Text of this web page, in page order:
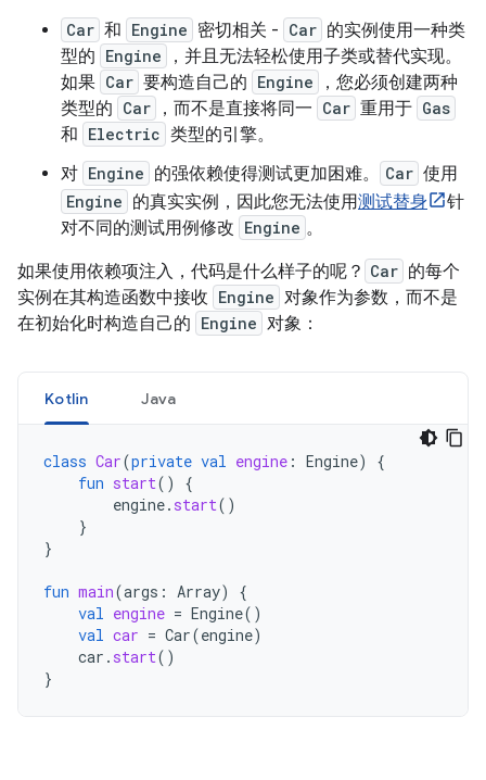
Car 和 Engine 密切相关 - Car 的实例使用一种类
型的 Engine
，并且无法轻松使用子类或替代实现。
如果 Car 要构造自己的 Engine
，您必须创建两种
类型的 Car ，而不是直接将同一 Car 重用于 Gas
和 Electric 类型的引擎。
对 Engine 的强依赖使得测试更加困难。 Car 使用
Engine 的真实实例，因此您无法使用测试替身
针
对不同的测试用例修改 Engine 。
如果使用依赖项注入，代码是什么样子的呢？ Car 的每个
实例在其构造函数中接收 Engine 对象作为参数，而不是
在初始化时构造自己的 Engine 对象：
Kotlin Java
class Car(private val engine : Engine)
{
fun start()
{
engine. start()
}
}
fun main(args : Array)
{
val engine = Engine()
val car = Car(engine)
car . start()
}